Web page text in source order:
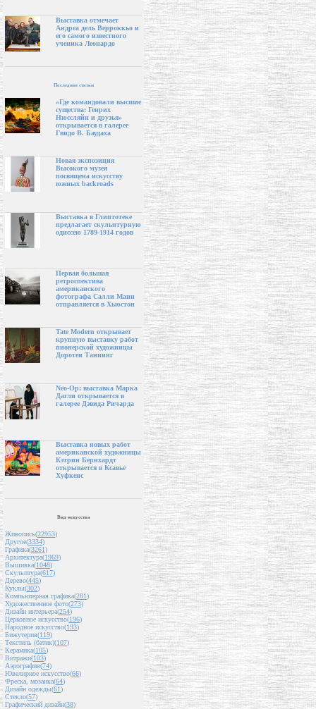
Выставка отмечает
Андреа дель Верроккьо и
его самого известного
ученика Леонардо
Последние статьи
«Где командовали высшие
существа: Генрих
Нюссляйн и друзья»
открывается в галерее
Гвидо В. Баудаха
Новая экспозиция
Высокого музея
посвящена искусству
южных backroads
Выставка в Глиптотеке
предлагает скульптурную
одиссею 1789-1914 годов
Первая большая
ретроспектива
американского
фотографа Салли Манн
отправляется в Хьюстон
Tate Modern открывает
крупную выставку работ
пионерской художницы
Доротеи Таннинг
Neo-Op: выставка Марка
Дагли открывается в
галерее Дэвида Ричарда
Выставка новых работ
американской художницы
Кэтрин Бернхардт
открывается в Ксавье
Хуфкенс
Вид искусства
Живопись(22953)
Другое(3334)
Графика(3261)
Архитектура(1969)
Вышивка(1048)
Скульптура(617)
Дерево(445)
Куклы(302)
Компьютерная графика(281)
Художественное фото(273)
Дизайн интерьера(254)
Церковное искусство(196)
Народное искусство(193)
Бижутерия(119)
Текстиль (батик)(107)
Керамика(105)
Витражи(103)
Аэрография(74)
Ювелирное искусство(66)
Фреска, мозаика(64)
Дизайн одежды(61)
Стекло(57)
Графический дизайн(38)